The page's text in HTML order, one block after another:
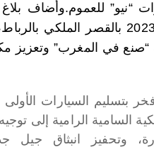
“نيو” للعموم.وأضاف بلاغ
قد سبق للملك محمد السادس، أنْ ترأس بتاريخ 15 ماي
في المغرب” وتعزيز
بتسليم السيارات الأولى
السامية الرامية إلى
وتحفيز انبثاق جيل